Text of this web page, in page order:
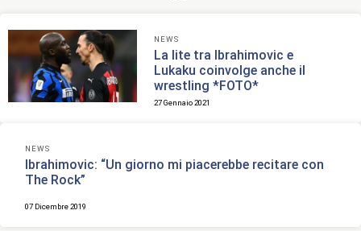
NEWS
La lite tra Ibrahimovic e
Lukaku coinvolge anche il
wrestling *FOTO*
27 Gennaio 2021
NEWS
Ibrahimovic: “Un giorno mi piacerebbe recitare con
The Rock”
07 Dicembre 2019